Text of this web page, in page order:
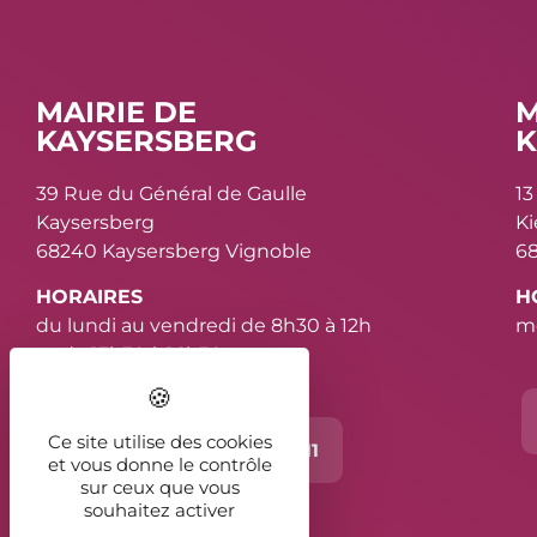
MAIRIE DE
KAYSERSBERG
39 Rue du Général de Gaulle
Kaysersberg
68240 Kaysersberg Vignoble
HORAIRES
du lundi au vendredi de 8h30 à 12h
et de 13h30 à 16h30
Contact 03 89 78 11 11
Ce site utilise des cookies
et vous donne le contrôle
sur ceux que vous
souhaitez activer